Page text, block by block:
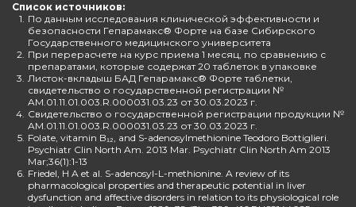
Список источников:
1. По данным исследования клинической эффективности и
безопасности Гепарамакс® Форте на базе Сибирского
Государственного медицинского университета
2. При перерасчете на курс приема 1 месяц, по сравнению с
препаратами, которые содержат 20 таблеток в упаковке
3. Листок-вкладыш БАД Гепарамакс® Форте таблетки,
свидетельство о государственной регистрации №
AM.01.11.01.003.R.000031.03.23 от 30.03.2023 г.
4. Свидетельство о государственной регистрации продукции №
AM.01.11.01.003.R.000031.03.23 от 30.03.2023 г.
5. Folate, vitamin B₁₂, and S-adenosylmethionine Teodoro Bottiglieri.
Psychiatr Clin North Am. 2013 Mar. Psychiatr Clin North Am 2013
Mar;36(1):1-13
6. Friedel, H A et al. S-adenosyl-L-methionine. A review of its
pharmacological properties and therapeutic potential in liver
dysfunction and affective disorders in relation to its physiological role